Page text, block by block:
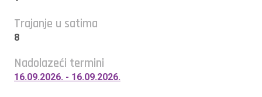
Trajanje u satima
8
Nadolazeći termini
16.09.2026. - 16.09.2026.